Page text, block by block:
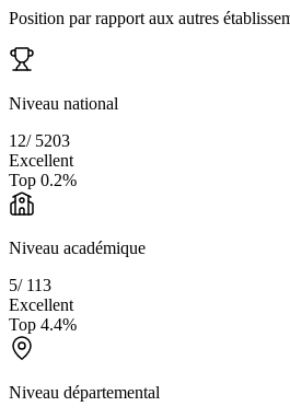
Position par rapport aux autres
Niveau national
12/ 5203
Excellent
Top 0.2%
Niveau académique
5/ 113
Excellent
Top 4.4%
Niveau départemental